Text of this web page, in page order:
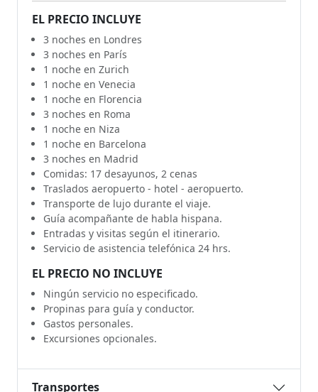
EL PRECIO INCLUYE
3 noches en Londres
3 noches en París
1 noche en Zurich
1 noche en Venecia
1 noche en Florencia
3 noches en Roma
1 noche en Niza
1 noche en Barcelona
3 noches en Madrid
Comidas: 17 desayunos, 2 cenas
Traslados aeropuerto - hotel - aeropuerto.
Transporte de lujo durante el viaje.
Guía acompañante de habla hispana.
Entradas y visitas según el itinerario.
Servicio de asistencia telefónica 24 hrs.
EL PRECIO NO INCLUYE
Ningún servicio no especificado.
Propinas para guía y conductor.
Gastos personales.
Excursiones opcionales.
Transportes